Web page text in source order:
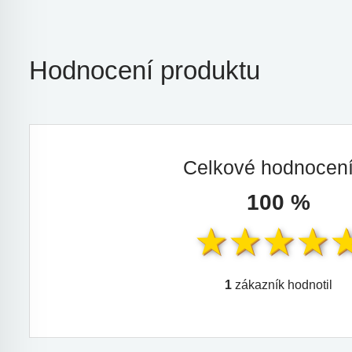
Hodnocení produktu
Celkové
100 %
1 zákazník hodnotil